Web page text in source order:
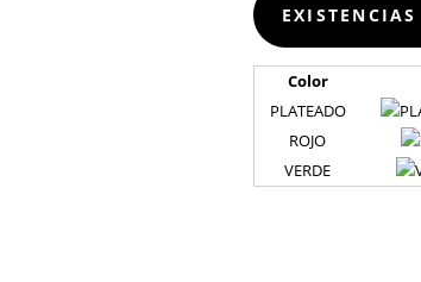
EXISTENCIAS
Color
PLATEADO
ROJO
VERDE